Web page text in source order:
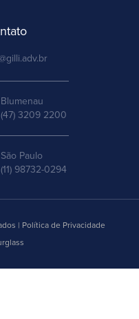
Blumenau
(47) 3209 2200
São Paulo
(11) 98732-0294
| Política de Privacidade